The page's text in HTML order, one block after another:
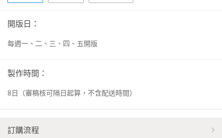
開版日：
每週一、二、三、四、五開版
製作時間：
8日 （審稿核可隔日起算，不含配送時間）
訂購流程